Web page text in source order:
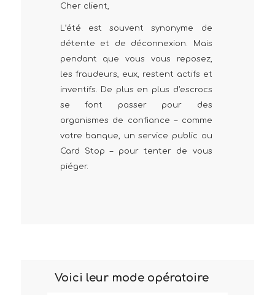
Cher client,
L’été est souvent synonyme de
détente et de déconnexion. Mais
pendant que vous vous reposez,
les fraudeurs, eux, restent actifs et
inventifs. De plus en plus d’escrocs
se font passer pour des
organismes de confiance – comme
votre banque, un service public ou
Card Stop – pour tenter de vous
piéger.
Voici leur mode opératoire